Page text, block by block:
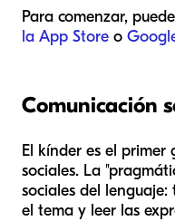
Para comenzar,
la App Store o
Comunicación
El kínder es el
sociales. La
sociales del
el tema y leer las